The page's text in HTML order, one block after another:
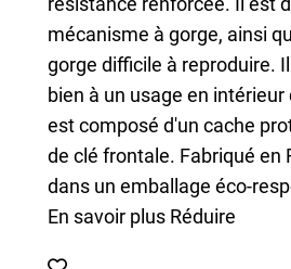
mécanisme à gorge, ainsi
gorge difficile à reproduire.
bien à un usage en intérieur
est composé d'un cache
de clé frontale. Fabriqué en
dans un emballage éco-
En savoir plus Réduire